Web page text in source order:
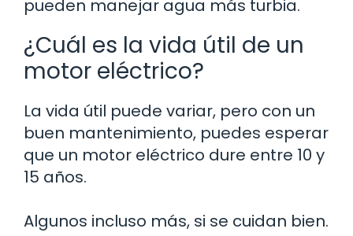
pueden manejar agua más turbia.
¿Cuál es la vida útil de un
motor eléctrico?
La vida útil puede variar, pero con un
buen mantenimiento, puedes esperar
que un motor eléctrico dure entre 10 y
15 años.
Algunos incluso más, si se cuidan bien.